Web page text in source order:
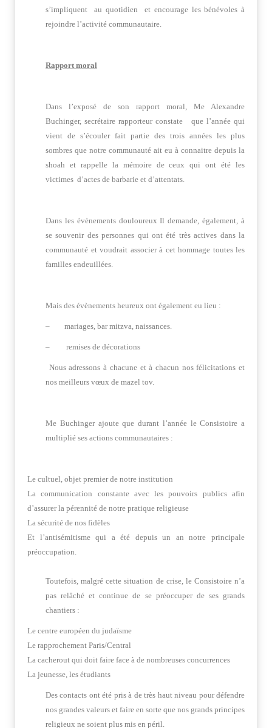
s’impliquent au quotidien et encourage les bénévoles à
rejoindre l’activité communautaire.
Rapport moral
Dans l’exposé de son rapport moral, Me Alexandre
Buchinger, secrétaire rapporteur constate que l’année qui
vient de s’écouler fait partie des trois années les plus
sombres que notre communauté ait eu à connaitre depuis la
shoah et rappelle la mémoire de ceux qui ont été les
victimes d’actes de barbarie et d’attentats.
Dans les évènements douloureux Il demande, également, à
se souvenir des personnes qui ont été très actives dans la
communauté et voudrait associer à cet hommage toutes les
familles endeuillées.
Mais des évènements heureux ont également eu lieu :
– mariages, bar mitzva, naissances.
– remises de décorations
Nous adressons à chacune et à chacun nos félicitations et
nos meilleurs vœux de mazel tov.
Me Buchinger ajoute que durant l’année le Consistoire a
multiplié ses actions communautaires :
Le cultuel, objet premier de notre institution
La communication constante avec les pouvoirs publics afin
d’assurer la pérennité de notre pratique religieuse
La sécurité de nos fidèles
Et l’antisémitisme qui a été depuis un an notre principale
préoccupation.
Toutefois, malgré cette situation de crise, le Consistoire n’a
pas relâché et continue de se préoccuper de ses grands
chantiers :
Le centre européen du judaïsme
Le rapprochement Paris/Central
La cacherout qui doit faire face à de nombreuses concurrences
La jeunesse, les étudiants
Des contacts ont été pris à de très haut niveau pour défendre
nos grandes valeurs et faire en sorte que nos grands principes
religieux ne soient plus mis en péril.